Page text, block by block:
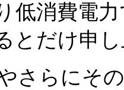
低消費電
とだけ申
さらにそ